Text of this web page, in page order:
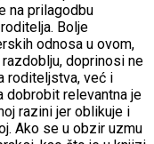
na prilagodbu
Bolje
odnosa u ovom,
doprinosi ne
roditeljstva, već i
dobrobit relevantna je
razini jer oblikuje i
Ako se u obzir uzmu